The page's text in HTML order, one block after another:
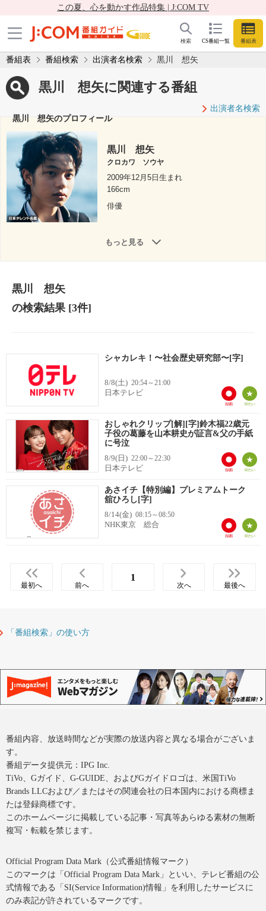
この夏、心を動かす作品特集 | J:COM TV
CS番組一覧 番組表
検索
番組表 番組検索 出演者名検索 黒川 想矢
黒川 想矢に関連する番組
出演者名検索
黒川 想矢のプロフィール
黒川 想矢
クロカワ ソウヤ
2009年12月5日生まれ
166cm
俳優
もっと見る
黒川 想矢
の検索結果[3件]
シャカレキ！〜社会歴史研究部〜[字]
8/8(土) 20:54～21:00
日本テレビ
おしゃれクリップ[解][字]鈴木福22歳元
子役の葛藤を山本耕史が証言&父の手紙
に号泣
8/9(日) 22:00～22:30
日本テレビ
あさイチ【特別編】プレミアムトーク
舘ひろし[字]
8/14(金) 08:15～08:50
NHK東京 総合
最初へ 前へ
1
次へ 最後へ
「番組検索」の使い方
番組内容、放送時間などが実際の放送内容と異なる場合がございま
す。
番組データ提供元：IPG Inc.
TiVo、Gガイド、G-GUIDE、およびGガイドロゴは、米国TiVo
Brands LLCおよび／またはその関連会社の日本国内における商標ま
たは登録商標です。
このホームページに掲載している記事・写真等あらゆる素材の無断
複写・転載を禁じます。
Official Program Data Mark（公式番組情報マーク）
このマークは「Official Program Data Mark」といい、テレビ番組の公
式情報である「SI(Service Information)情報」を利用したサービスに
のみ表記が許されているマークです。